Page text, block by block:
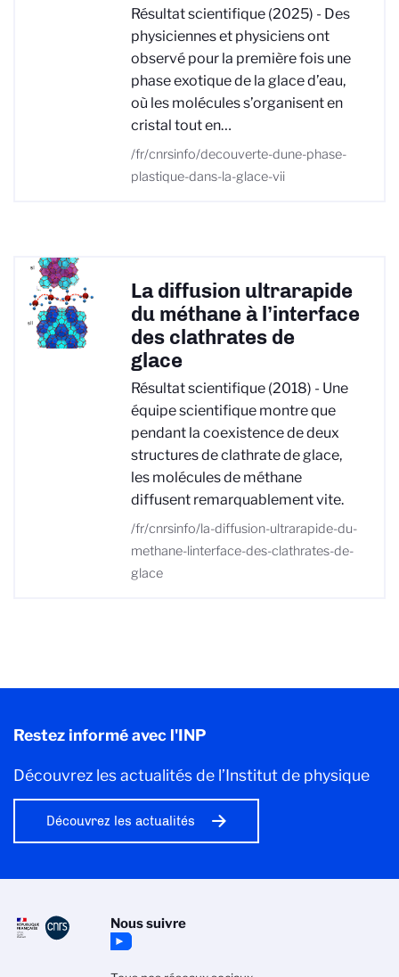
Résultat scientifique (2025) - Des
physiciennes et physiciens ont
observé pour la première fois une
phase exotique de la glace d’eau,
où les molécules s’organisent en
cristal tout en…
/fr/cnrsinfo/decouverte-dune-phase-
plastique-dans-la-glace-vii
La diffusion ultrarapide
du méthane à l’interface
des clathrates de
glace
Résultat scientifique (2018) - Une
équipe scientifique montre que
pendant la coexistence de deux
structures de clathrate de glace,
les molécules de méthane
diffusent remarquablement vite.
/fr/cnrsinfo/la-diffusion-ultrarapide-du-
methane-linterface-des-clathrates-de-
glace
Restez informé avec l'INP
Découvrez les actualités de l’Institut de physique
Découvrez les actualités
Nous suivre